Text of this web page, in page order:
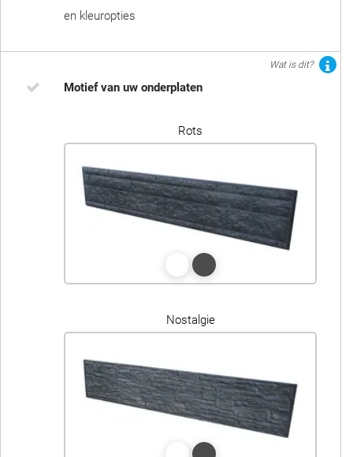
en kleuropties
Wat is dit?
Motief van uw onderplaten
Rots
Nostalgie